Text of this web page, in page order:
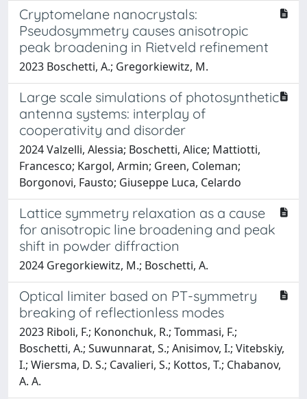
Cryptomelane nanocrystals:
Pseudosymmetry causes anisotropic
peak broadening in Rietveld refinement
2023 Boschetti, A.; Gregorkiewitz, M.
Large scale simulations of photosynthetic
antenna systems: interplay of
cooperativity and disorder
2024 Valzelli, Alessia; Boschetti, Alice; Mattiotti,
Francesco; Kargol, Armin; Green, Coleman;
Borgonovi, Fausto; Giuseppe Luca, Celardo
Lattice symmetry relaxation as a cause
for anisotropic line broadening and peak
shift in powder diffraction
2024 Gregorkiewitz, M.; Boschetti, A.
Optical limiter based on PT-symmetry
breaking of reflectionless modes
2023 Riboli, F.; Kononchuk, R.; Tommasi, F.;
Boschetti, A.; Suwunnarat, S.; Anisimov, I.; Vitebskiy,
I.; Wiersma, D. S.; Cavalieri, S.; Kottos, T.; Chabanov,
A. A.